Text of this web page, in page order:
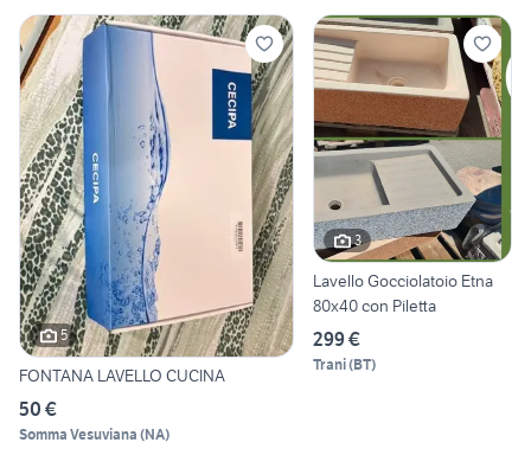
5
FONTANA LAVELLO CUCINA
50 €
Somma Vesuviana (NA)
3
Lavello Gocciolatoio Etna
80x40 con Piletta
299 €
Trani(BT)